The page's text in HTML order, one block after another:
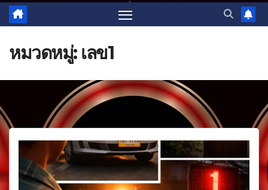
หมวดหมู่: เลข1